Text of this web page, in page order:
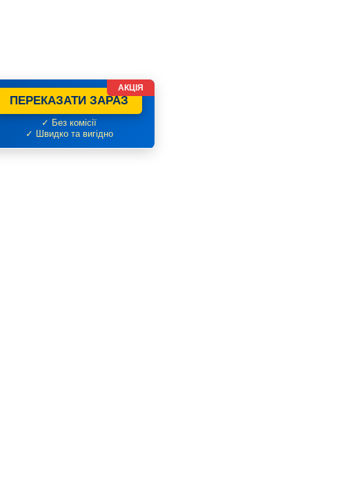
ПЕРЕКАЗАТИ ЗАРАЗ
✓ Без комісії
✓ Швидко та вигідно
АКЦІЯ